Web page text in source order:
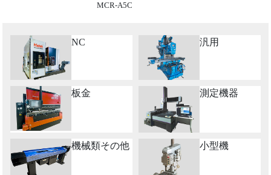
MCR-A5C
NC 汎用
板金 測定機器
機械類その他 小型機